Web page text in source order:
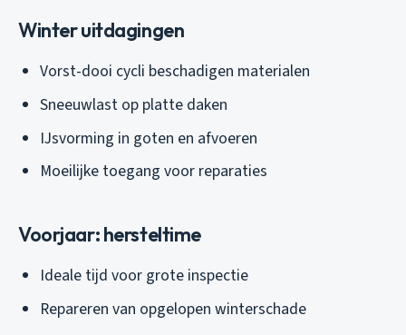
Winter uitdagingen
Vorst-dooi cycli beschadigen materialen
Sneeuwlast op platte daken
IJsvorming in goten en afvoeren
Moeilijke toegang voor reparaties
Voorjaar: hersteltime
Ideale tijd voor grote inspectie
Repareren van opgelopen winterschade